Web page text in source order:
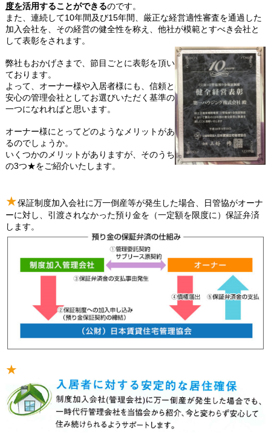
度を活用することができるのです。
また、連続して10年間及び15年間、厳正な経営適性審査を通過した
加入会社を、その経営の健全性を称え、他社が模範とすべき会社と
して表彰をされます。
弊社もおかげさまで、節目ごとに表彰を頂い
ております。
よって、オーナー様や入居者様にも、信頼と
安心の管理会社としてお選びいただく基準の
一つになれればと思います。
オーナー様にとってどのようなメリットがあ
るのでしょうか。
いくつかのメリットがありますが、そのうち
の3つ★をご紹介いたします。
★保証制度加入会社に万一倒産等が発生した場合、日管協がオーナ
ーに対し、引渡されなかった預り金を（一定額を限度に）保証弁済
します。
★